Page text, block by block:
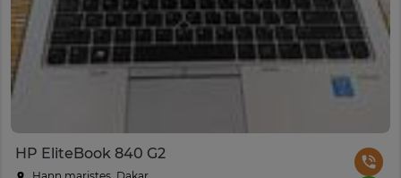
HP EliteBook 840 G2